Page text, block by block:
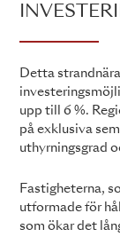
Detta
upp till 6 %.
på exklusiva
uthyrningsgrad
Fastigheterna,
utformade för
som ökar det